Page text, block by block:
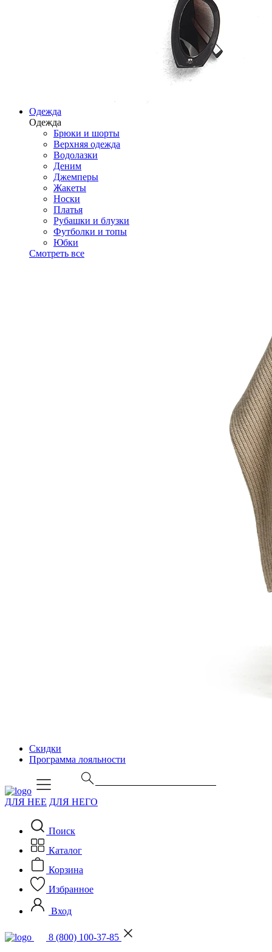
Одежда
Одежда
Брюки и шорты
Верхняя одежда
Водолазки
Деним
Джемперы
Жакеты
Носки
Платья
Рубашки и блузки
Футболки и топы
Юбки
Смотреть все
Скидки
Программа лояльности
ДЛЯ НЕЕ ДЛЯ НЕГО
Поиск
Каталог
Корзина
Избранное
Вход
8 (800) 100-37-85